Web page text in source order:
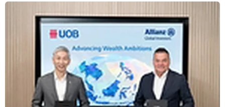
1.800 mẫu xét nghiệm ở Bệnh viện Quân y
175 đều âm tính với SARS-CoV-2
09/02/2021 05:00
Bệnh viện Quân y 175 đã tổ chức quản lý chặt chẽ, bảo
đảm đúng quy định về cách ly đối với các trường hợp